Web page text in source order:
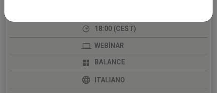
18:00 (CEST)
WEBİNAR
BALANCE
ITALIANO